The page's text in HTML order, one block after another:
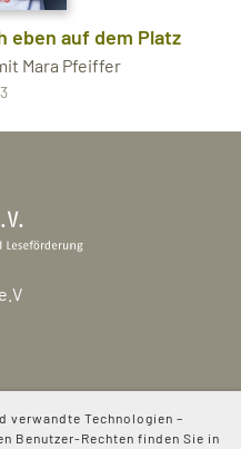
verwandte Technologien –
Benutzer-Rechten finden Sie in
eben auf dem Platz
Mara Pfeiffer